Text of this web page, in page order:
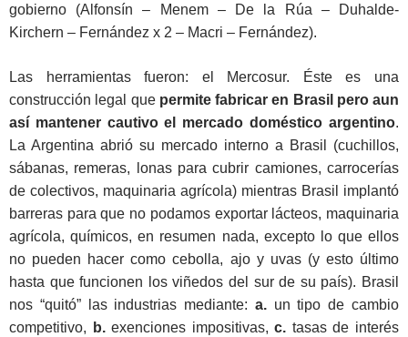
gobierno (Alfonsín – Menem – De la Rúa – Duhalde-
Kirchern – Fernández x 2 – Macri – Fernández).
Las herramientas fueron: el Mercosur. Éste es una
construcción legal que permite fabricar en Brasil pero aun
así mantener cautivo el mercado doméstico argentino.
La Argentina abrió su mercado interno a Brasil (cuchillos,
sábanas, remeras, lonas para cubrir camiones, carrocerías
de colectivos, maquinaria agrícola) mientras Brasil implantó
barreras para que no podamos exportar lácteos, maquinaria
agrícola, químicos, en resumen nada, excepto lo que ellos
no pueden hacer como cebolla, ajo y uvas (y esto último
hasta que funcionen los viñedos del sur de su país). Brasil
nos “quitó” las industrias mediante: a.un tipo de cambio
competitivo,
b.exenciones impositivas,c. tasas de interés